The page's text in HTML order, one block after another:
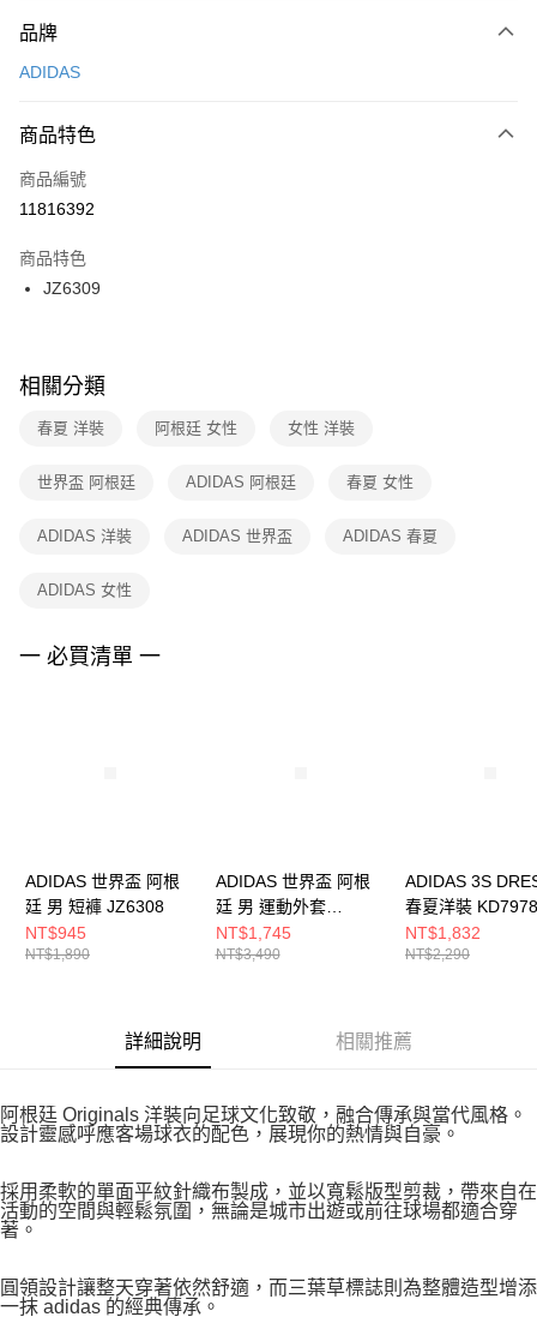
台灣樂天信用卡公司
【關於「AFTEE先享後付」】
便利好安心！
３．安心：先確認商品／服務後，再付款。
【「AFTEE先享後付」結帳流程】
１．於結帳方式選擇「AFTEE先享後付」後，將跳轉至「AFTEE先享後付」
２．訂單成立數日內，您將收到繳費通知簡訊。
３．收到繳費通知簡訊後14天內，點擊此簡訊中的連結，可透過四大超商／
ATM／網路銀行／等多元方式進行付款，方視為交易完成。
※ 交易是否成功請以「AFTEE先享後付 」之結帳頁面顯示為準，若有關於
是否繳費成功／繳費後需取消欲退款等相關疑問，請聯繫「AFTEE先享後付
客戶支援中心」
https://netprotections.freshdesk.com/support/home
１．透過由恩沛科技股份有限公司提供之「AFTEE先享後付」服務完成之交
權轉讓予恩沛科技股份有限公司。
３．未成年的使用者請事先徵得法定代理人或監護人之同意方可使用
４．使用「AFTEE先享後付」時，將依據個別帳號之用戶狀況，依本公司即
運送方式
每筆NT$100，滿NT$1,500(含以上)免運費
宅配
每筆NT$100，滿NT$1,500(含以上)免運費
付款後門市自取
每筆NT$100，滿NT$1,500(含以上)免運費
品牌
ADIDAS
商品特色
商品編號
11816392
商品特色
JZ6309
相關分類
春夏 洋裝 阿根廷 女性 女性 洋裝
世界盃 阿根廷 ADIDAS 阿根廷 春夏 女性
ADIDAS 洋裝 ADIDAS 世界盃 ADIDAS 春夏
ADIDAS 女性
一 必買清單 一
ADIDAS 世界盃 阿根
廷 男 短褲 JZ6308
NT$945
NT$1,890
ADIDAS 世界盃 阿根
廷 男 運動外套
JZ6305
NT$1,745
NT$3,490
ADIDAS 3S
春夏洋裝 KD7978
NT$1,832
NT$2,290
詳細說明 相關推薦
阿根廷 Originals 洋裝向足球文化致敬，融合傳承與當代風格。
設計靈感呼應客場球衣的配色，展現你的熱情與自豪。
採用柔軟的單面平紋針織布製成，並以寬鬆版型剪裁，帶來自在
活動的空間與輕鬆氛圍，無論是城市出遊或前往球場都適合穿
著。
圓領設計讓整天穿著依然舒適，而三葉草標誌則為整體造型增添
一抹 adidas 的經典傳承。